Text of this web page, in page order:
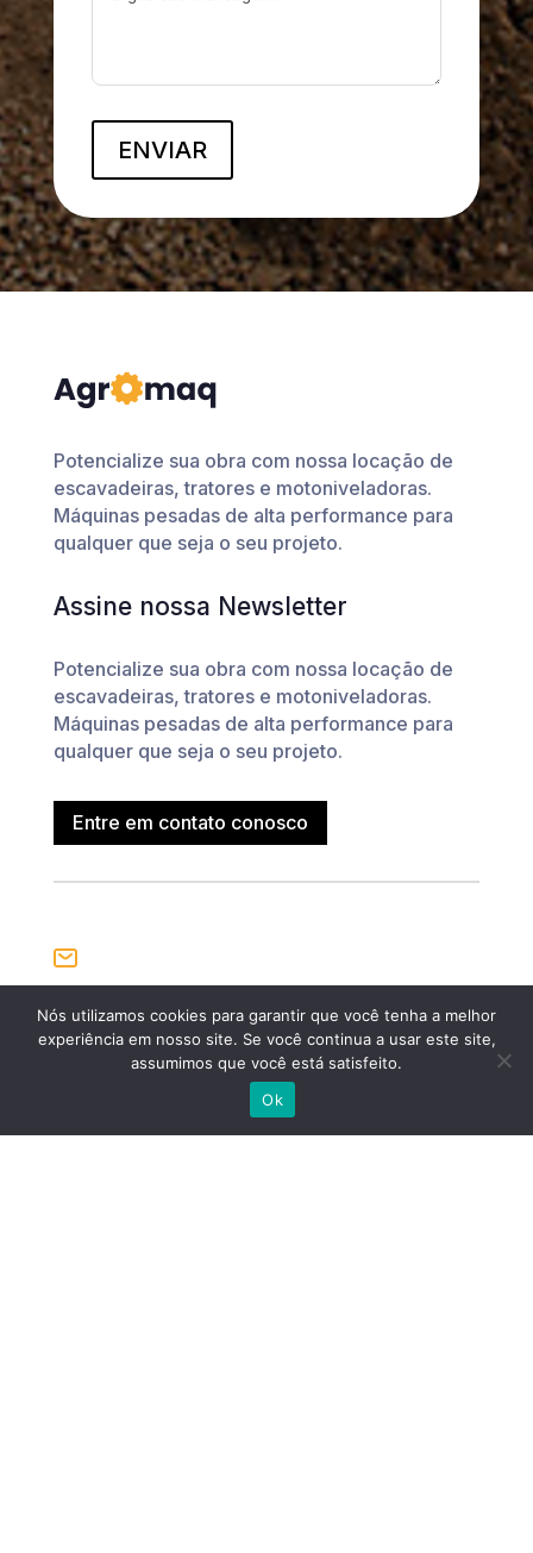
ENVIAR
Potencialize sua obra com nossa locação de
escavadeiras, tratores e motoniveladoras.
Máquinas pesadas de alta performance para
qualquer que seja o seu projeto.
Assine nossa Newsletter
Potencialize sua obra com nossa locação de
escavadeiras, tratores e motoniveladoras.
Máquinas pesadas de alta performance para
qualquer que seja o seu projeto.
Entre em contato conosco
Email
contato@agromaq.com.br
Nós utilizamos cookies para garantir que você tenha a melhor
experiência em nosso site. Se você continua a usar este site,
assumimos que você está satisfeito.
Ok